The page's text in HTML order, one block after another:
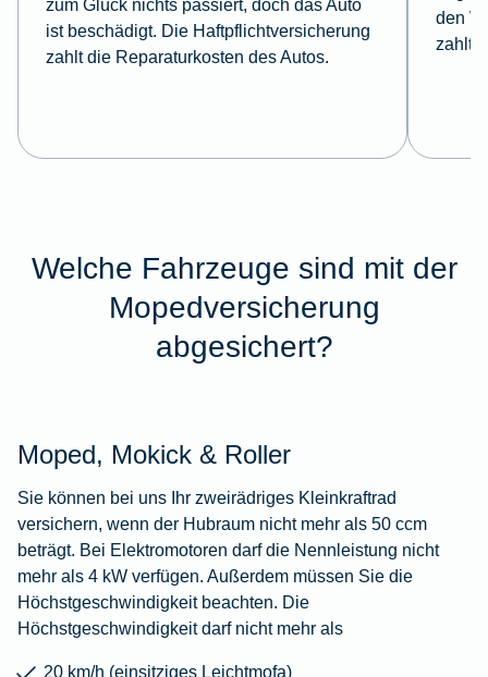
zum Glück nichts passiert, doch das Auto
ist beschädigt. Die Haftpflichtversicherung
zahlt die Reparaturkosten des Autos.
den
zahlt.
Welche Fahrzeuge sind mit der
Mopedversicherung
abgesichert?
Moped, Mokick & Roller
Sie können bei uns Ihr zweirädriges Kleinkraftrad
versichern, wenn der Hubraum nicht mehr als 50 ccm
beträgt. Bei Elektromotoren darf die Nennleistung nicht
mehr als 4 kW verfügen. Außerdem müssen Sie die
Höchstgeschwindigkeit beachten. Die
Höchstgeschwindigkeit darf nicht mehr als
20 km/h (einsitziges Leichtmofa)